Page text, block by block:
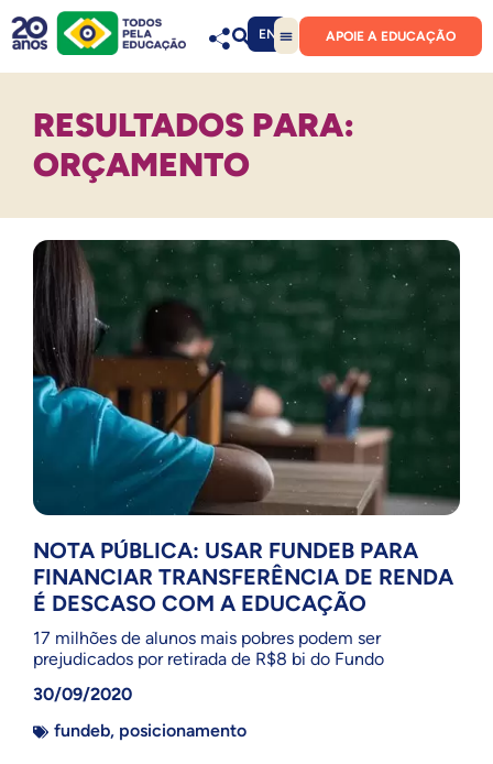
EN APOIE A EDUCAÇÃO
RESULTADOS PARA:
ORÇAMENTO
NOTA PÚBLICA: USAR FUNDEB PARA
FINANCIAR TRANSFERÊNCIA DE RENDA
É DESCASO COM A EDUCAÇÃO
17 milhões de alunos mais pobres podem ser
prejudicados por retirada de R$8 bi do Fundo
30/09/2020
fundeb, posicionamento